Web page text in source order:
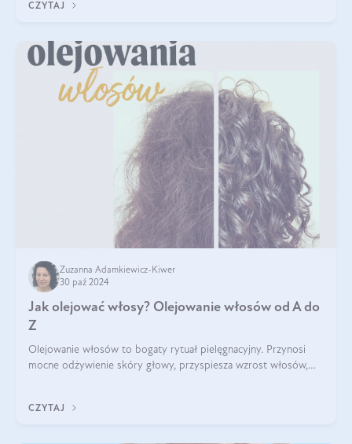
CZYTAJ
Zuzanna Adamkiewicz-Kiwer
30 paź 2024
Jak olejować włosy? Olejowanie włosów od A do
Z
Olejowanie włosów to bogaty rytuał pielęgnacyjny. Przynosi
mocne odżywienie skóry głowy, przyspiesza wzrost włosów,
CZYTAJ